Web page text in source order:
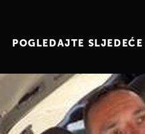
POGLEDAJTE SLJEDEĆE